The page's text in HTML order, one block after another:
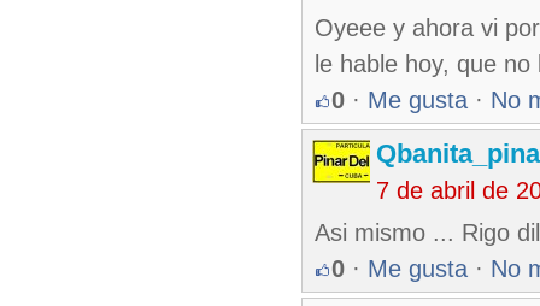
Oyeee y ahora vi
le hable hoy, que
0 · Me gusta · No
7 de abril de
Asi mismo ... Rigo
0 · Me gusta · No